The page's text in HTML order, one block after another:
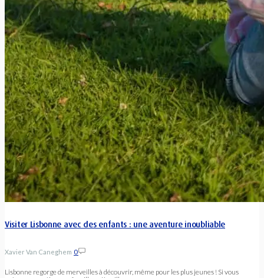
Visiter Lisbonne avec des enfants : une aventure inoubliable
Xavier Van Caneghem 0
Lisbonne regorge de merveilles à découvrir, même pour les plus jeunes ! Si vous